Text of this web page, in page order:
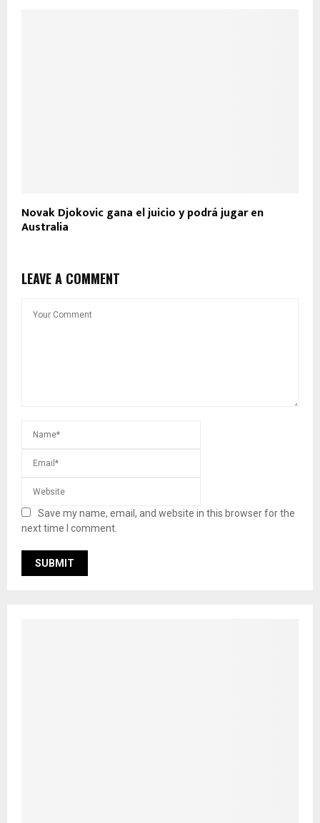
Novak Djokovic gana el juicio y podrá jugar en
Australia
LEAVE A COMMENT
Save my name, email, and website in this browser for the
next time I comment.